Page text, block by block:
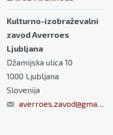
Kulturno-izobraževalni
zavod Averroes
Ljubljana
Džamijska ulica 10
1000 Ljubljana
Slovenija
averroes.zavod@gmail.com